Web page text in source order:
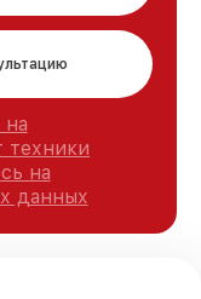
на
техники
на
данных